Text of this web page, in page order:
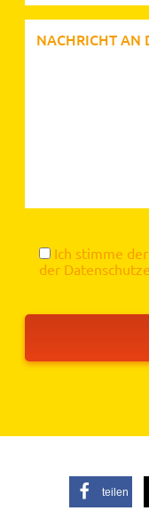
Ich stimme
der
teilen